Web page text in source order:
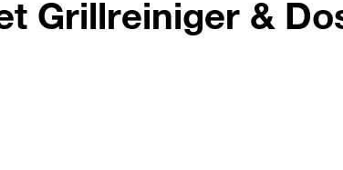
Grillreiniger &